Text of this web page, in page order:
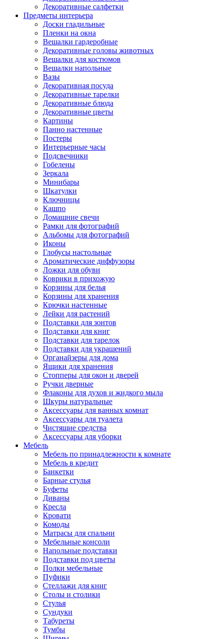
Декоративные салфетки
Предметы интерьера
Доски гладильные
Пленки на окна
Вешалки гардеробные
Декоративные головы животных
Вешалки для костюмов
Вешалки напольные
Вазы
Декоративная посуда
Декоративные тарелки
Декоративные блюда
Декоративные цветы
Картины
Панно настенные
Постеры
Интерьерные часы
Подсвечники
Гобелены
Зеркала
Минибары
Шкатулки
Ключницы
Кашпо
Домашние свечи
Рамки для фотографий
Альбомы для фотографий
Иконы
Глобусы настольные
Ароматические диффузоры
Ложки для обуви
Коврики в прихожую
Корзины для белья
Корзины для хранения
Крючки настенные
Лейки для растений
Подставки для зонтов
Подставки для книг
Подставки для тарелок
Подставки для украшений
Органайзеры для дома
Ящики для хранения
Стопперы для окон и дверей
Ручки дверные
Флаконы для духов и жидкого мыла
Шкуры натуральные
Аксессуары для ванных комнат
Аксессуары для туалета
Чистящие средства
Аксессуары для уборки
Мебель
Мебель по принадлежности к комнате
Мебель в кредит
Банкетки
Барные стулья
Буфеты
Диваны
Кресла
Кровати
Комоды
Матрасы для спальни
Мебельные консоли
Напольные подставки
Подставки под цветы
Полки мебельные
Пуфики
Стеллажи для книг
Столы и столики
Стулья
Сундуки
Табуреты
Тумбы